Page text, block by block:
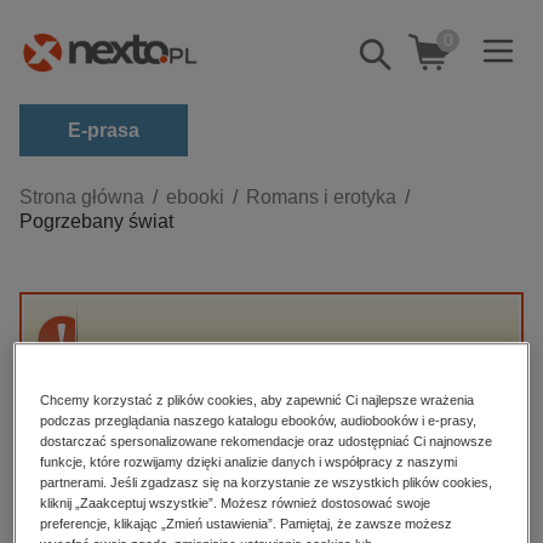
Pokaż/schowaj
wyszukiwarkę
0
E-prasa
Kategorie
Zobacz wszystkie E-prasa
budownictwo, aranżacja wnętrz
dzienniki
edukacja
hobby, sport, rozrywka
komputery, internet, technologie, informatyka
Strona główna ebooki
Romans i erotyka
Pogrzebany świat
Przepraszamy, ale produkt „Pogrzebany
High-contrast mode
Polecane
Chcemy korzystać z plików cookies, aby zapewnić Ci najlepsze wrażenia
podczas przeglądania naszego katalogu ebooków, audiobooków i e-prasy,
dostarczać spersonalizowane rekomendacje oraz udostępniać Ci najnowsze
funkcje, które rozwijamy dzięki analizie danych i współpracy z naszymi
partnerami. Jeśli zgadzasz się na korzystanie ze wszystkich plików cookies,
kliknij „Zaakceptuj wszystkie”. Możesz również dostosować swoje
preferencje, klikając „Zmień ustawienia”. Pamiętaj, że zawsze możesz